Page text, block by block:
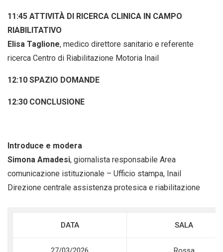
11:45 ATTIVITÀ DI RICERCA CLINICA IN CAMPO
RIABILITATIVO
Elisa Taglione, medico direttore sanitario e referente
ricerca Centro di Riabilitazione Motoria Inail
12:10 SPAZIO DOMANDE
12:30 CONCLUSIONE
Introduce e modera
Simona Amadesi, giornalista responsabile Area
comunicazione istituzionale – Ufficio stampa, Inail
Direzione centrale assistenza protesica e riabilitazione
DATA SALA